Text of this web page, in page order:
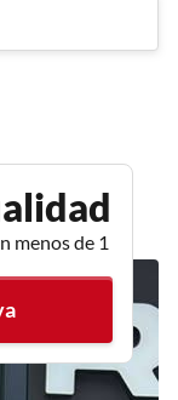
menos de 1